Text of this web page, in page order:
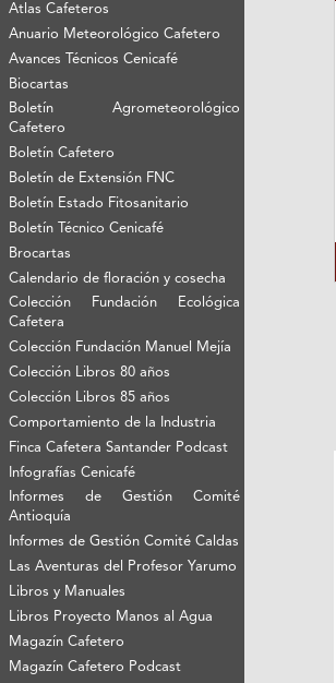
Atlas Cafeteros
Anuario Meteorológico Cafetero
Avances Técnicos Cenicafé
Biocartas
Boletín Agrometeorológico
Cafetero
Boletín Cafetero
Boletín de Extensión FNC
Boletín Estado Fitosanitario
Boletín Técnico Cenicafé
Brocartas
Calendario de floración y cosecha
Colección Fundación Ecológica
Cafetera
Colección Fundación Manuel Mejía
Colección Libros 80 años
Colección Libros 85 años
Comportamiento de la Industria
Finca Cafetera Santander Podcast
Infografías Cenicafé
Informes de Gestión Comité
Antioquía
Informes de Gestión Comité Caldas
Las Aventuras del Profesor Yarumo
Libros y Manuales
Libros Proyecto Manos al Agua
Magazín Cafetero
Magazín Cafetero Podcast